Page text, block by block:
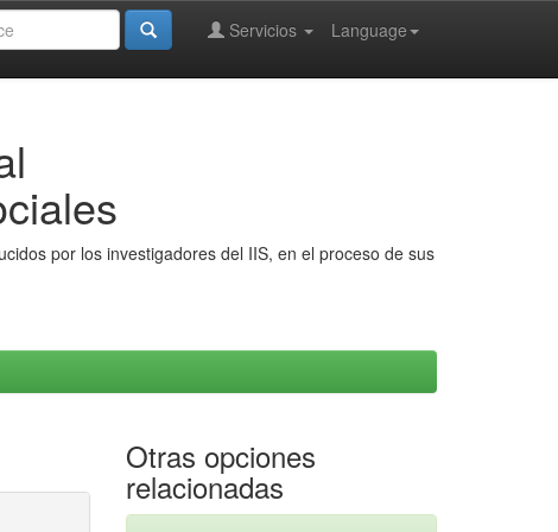
Language
Servicios
por los investigadores del IIS, en el proceso de sus
Otras opciones
relacionadas